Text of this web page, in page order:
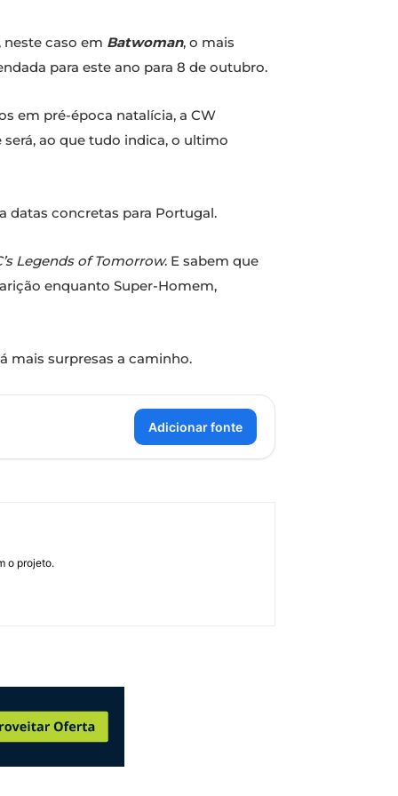
caso em Batwoman, o mais
para este ano para 8 de outubro.
em pré-época natalícia, a CW
ao que tudo indica, o ultimo
datas concretas para Portugal.
Legends of Tomorrow. E sabem que
enquanto Super-Homem,
mais surpresas a caminho.
Adicionar fonte
o projeto.